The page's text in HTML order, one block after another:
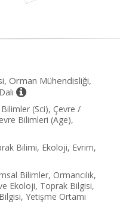
Orman Mühendisliği,
(Sci), Çevre /
Bilimleri (Age),
Bilimi, Ekoloji, Evrim,
Bilimler, Ormancılık,
Ekoloji, Toprak Bilgisi,
Yetişme Ortamı